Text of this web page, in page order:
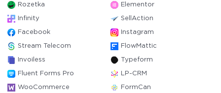
Rozetka Elementor
Infinity SellAction
Facebook Instagram
Stream Telecom FlowMattic
Invoiless Typeform
Fluent Forms Pro LP-CRM
WooCommerce FormCan